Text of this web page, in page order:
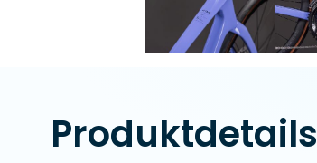
Produktdetails